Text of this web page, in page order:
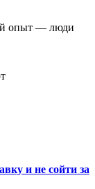
опыт — люди
и не сойти за